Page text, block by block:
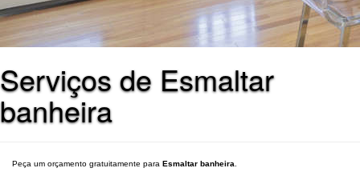
Serviços de Esmaltar
banheira
Peça um orçamento gratuitamente para Esmaltar banheira